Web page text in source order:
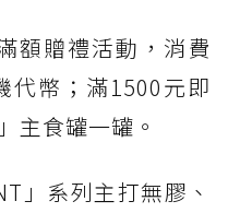
額贈禮活動，消費
代幣；滿1500元即
主食罐一罐。
」系列主打無膠、